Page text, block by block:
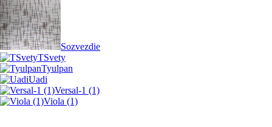
Sozvezdie
TSvety
Tyulpan
Uadi
Versal-1 (1)
Viola (1)